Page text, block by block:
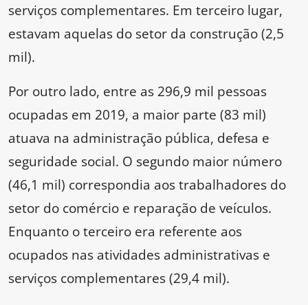
serviços complementares. Em terceiro lugar,
estavam aquelas do setor da construção (2,5
mil).
Por outro lado, entre as 296,9 mil pessoas
ocupadas em 2019, a maior parte (83 mil)
atuava na administração pública, defesa e
seguridade social. O segundo maior número
(46,1 mil) correspondia aos trabalhadores do
setor do comércio e reparação de veículos.
Enquanto o terceiro era referente aos
ocupados nas atividades administrativas e
serviços complementares (29,4 mil).